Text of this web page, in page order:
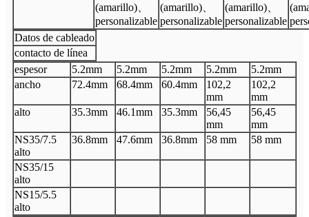
(amarillo)
personalizable
(amarillo)
personalizable
(amarillo)
personalizable
Datos de cableado
contacto de línea
espesor
5.2mm 5.2mm 5.2mm 5.2mm 5.2mm
ancho
72.4mm 68.4mm 60.4mm
102,2
mm
102,2
mm
alto
35.3mm 46.1mm 35.3mm
56,45
mm
56,45
mm
NS35/7.5
alto
36.8mm 47.6mm 36.8mm 58 mm 58 mm
NS35/15
alto
NS15/5.5
alto